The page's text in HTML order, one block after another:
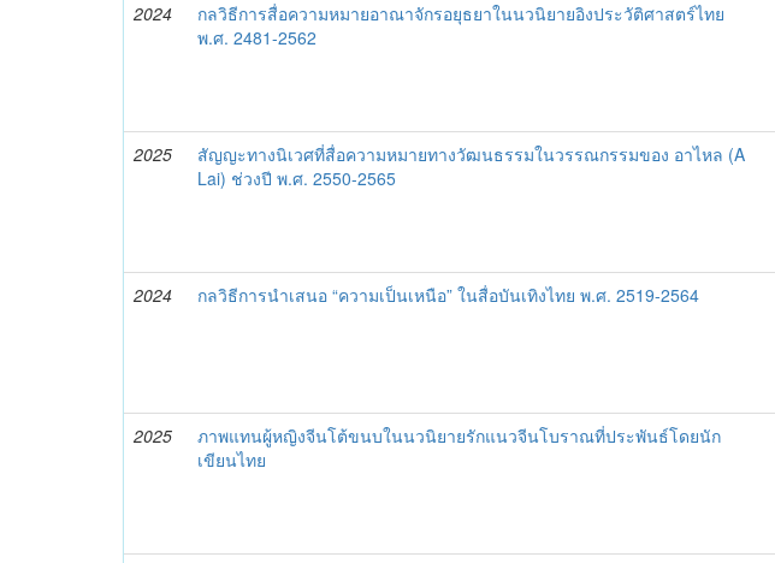
2024
กลวิธีการสื่อความหมายอาณาจักรอยุธยาในนวนิยายอิงประวัติศาสตร์ไทย
พ.ศ. 2481-2562
2025
สัญญะทางนิเวศที่สื่อความหมายทางวัฒนธรรมในวรรณกรรมของ อาไหล (A
Lai) ช่วงปี พ.ศ. 2550-2565
2024
กลวิธีการนําเสนอ “ความเป็นเหนือ” ในสื่อบันเทิงไทย พ.ศ. 2519-2564
2025
ภาพแทนผู้หญิงจีนโต้ขนบในนวนิยายรักแนวจีนโบราณที่ประพันธ์โดยนัก
เขียนไทย